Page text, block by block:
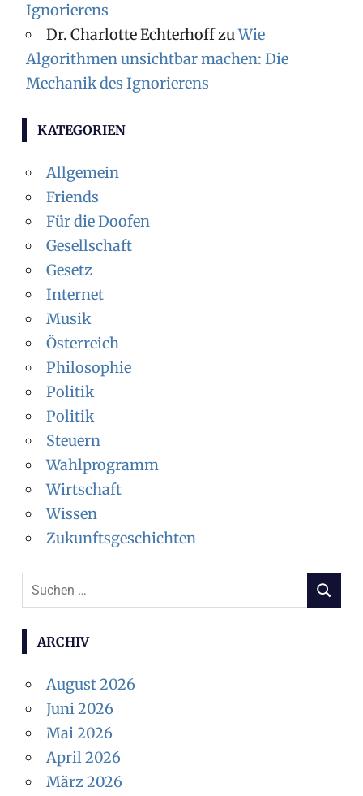
Ignorierens
Dr. Charlotte EchterhoffzuWie
Algorithmen unsichtbar machen: Die
Mechanik des Ignorierens
KATEGORIEN
Allgemein
Friends
Für die Doofen
Gesellschaft
Gesetz
Internet
Musik
Österreich
Philosophie
Politik
Politik
Steuern
Wahlprogramm
Wirtschaft
Wissen
Zukunftsgeschichten
Suchen
nach:
SUCHEN
ARCHIV
August 2026
Juni 2026
Mai 2026
April 2026
März 2026